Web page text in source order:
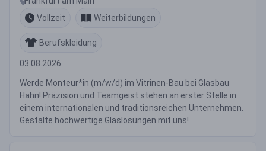
Vollzeit
Weiterbildungen
Berufskleidung
03.08.2026
Werde Monteur*in (m/w/d) im Vitrinen-Bau bei Glasbau
Hahn! Präzision und Teamgeist stehen an erster Stelle in
einem internationalen und traditionsreichen Unternehmen.
Gestalte hochwertige Glaslösungen mit uns!